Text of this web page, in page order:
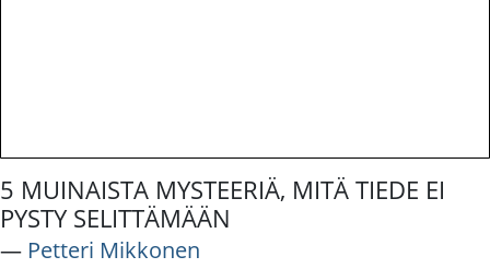
5 MUINAISTA MYSTEERIÄ, MITÄ TIEDE EI
PYSTY SELITTÄMÄÄN
― Petteri Mikkonen